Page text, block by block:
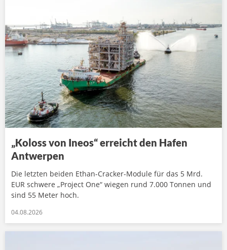
„Koloss von Ineos“ erreicht den Hafen
Antwerpen
Die letzten beiden Ethan-Cracker-Module für das 5 Mrd.
EUR schwere „Project One“ wiegen rund 7.000 Tonnen und
sind 55 Meter hoch.
04.08.2026